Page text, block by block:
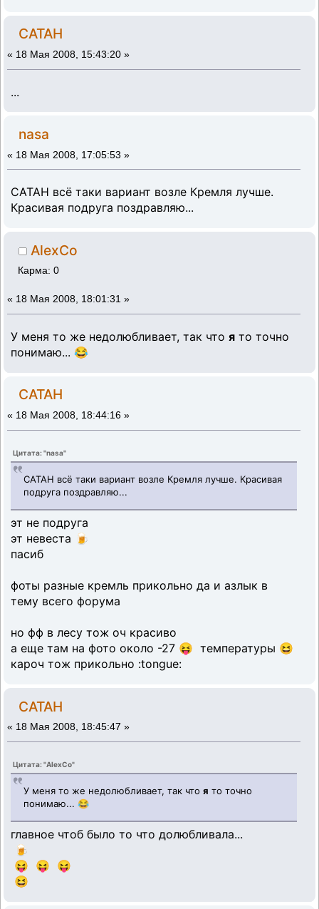
CATAH
« 18 Мая 2008, 15:43:20 »
...
nasa
« 18 Мая 2008, 17:05:53 »
САТАН всё таки вариант возле Кремля лучше.
Красивая подруга поздравляю...
AlexCo
Карма: 0
« 18 Мая 2008, 18:01:31 »
У меня то же недолюбливает, так что я то точно
понимаю... 😂
CATAH
« 18 Мая 2008, 18:44:16 »
Цитата: "nasa"
САТАН всё таки вариант возле Кремля лучше. Красивая
подруга поздравляю...
эт не подруга
эт невеста 🍺
пасиб
фоты разные кремль прикольно да и азлык в
тему всего форума
но фф в лесу тож оч красиво
а еще там на фото около -27 😝 температуры 😆
кароч тож прикольно :tongue:
CATAH
« 18 Мая 2008, 18:45:47 »
Цитата: "AlexCo"
У меня то же недолюбливает, так чтоя то точно
понимаю... 😂
главное чтоб было то что долюбливала...
🍺
😝 😝 😝
😆